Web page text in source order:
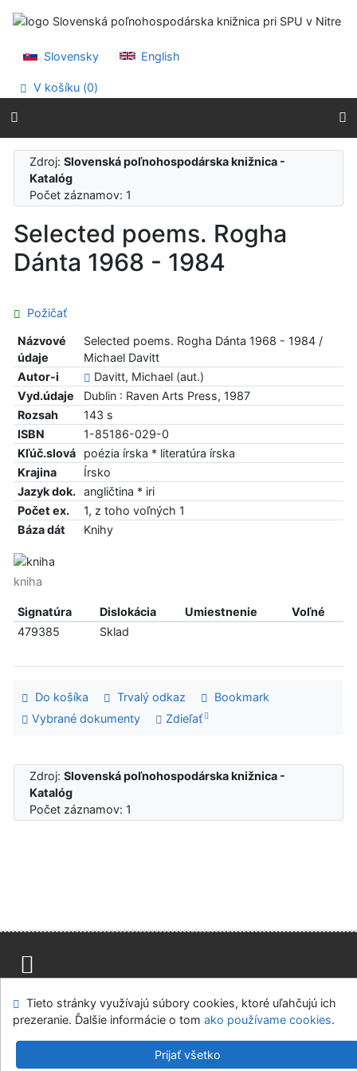
Prejsť na menu
Slovensky
English
V košíku (0)
Zdroj:Slovenská poľnohospodárska knižnica -
Katalóg
Počet záznamov: 1
Selected poems. Rogha
Dánta 1968 - 1984
Požičať
Názvové
údaje
Selected poems. Rogha Dánta 1968 - 1984 /
Michael Davitt
Autor-i
Davitt, Michael (aut.)
Vyd.údaje
Dublin : Raven Arts Press, 1987
Rozsah
143 s
ISBN
1-85186-029-0
Kľúč.slová
poézia írska * literatúra írska
Krajina
Írsko
Jazyk dok.
angličtina * iri
Počet ex.
1, z toho voľných 1
Báza dát
Knihy
kniha
Signatúra Dislokácia Umiestnenie
Voľné
479385
Sklad
Do košíka Trvalý odkaz
Bookmark
Vybrané dokumenty
Zdieľať
Zdroj:Slovenská poľnohospodárska knižnica -
Katalóg
Počet záznamov: 1
Modul OpenSearch
Napíšte nám Nastavenie cookies
Slovenská poľnohospodárska knižnica pri SPU v Nitre
Tieto stránky využívajú súbory cookies, ktoré uľahčujú ich
prezeranie. Ďalšie informácie o tom ako používame cookies.
Prijať všetko